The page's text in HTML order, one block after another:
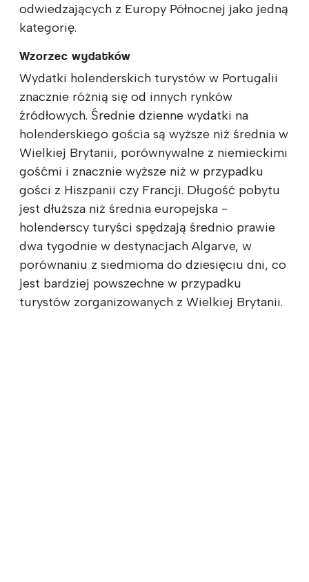
odwiedzających z Europy Północnej jako jedną
kategorię.
Wzorzec wydatków
Wydatki holenderskich turystów w Portugalii
znacznie różnią się od innych rynków
źródłowych. Średnie dzienne wydatki na
holenderskiego gościa są wyższe niż średnia w
Wielkiej Brytanii, porównywalne z niemieckimi
gośćmi i znacznie wyższe niż w przypadku
gości z Hiszpanii czy Francji. Długość pobytu
jest dłuższa niż średnia europejska -
holenderscy turyści spędzają średnio prawie
dwa tygodnie w destynacjach Algarve, w
porównaniu z siedmioma do dziesięciu dni, co
jest bardziej powszechne w przypadku
turystów zorganizowanych z Wielkiej Brytanii.